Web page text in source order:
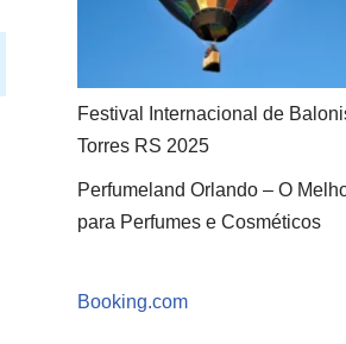
Festival Internacional de
Torres RS 2025
Perfumeland Orlando – O
para Perfumes e Cosméticos
Booking.com